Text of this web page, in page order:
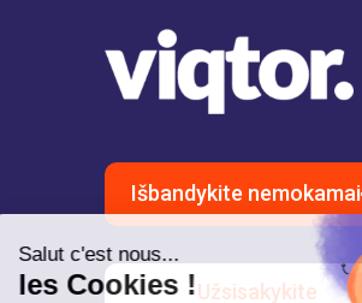
Išbandykite nemokamai
Užsisakykite